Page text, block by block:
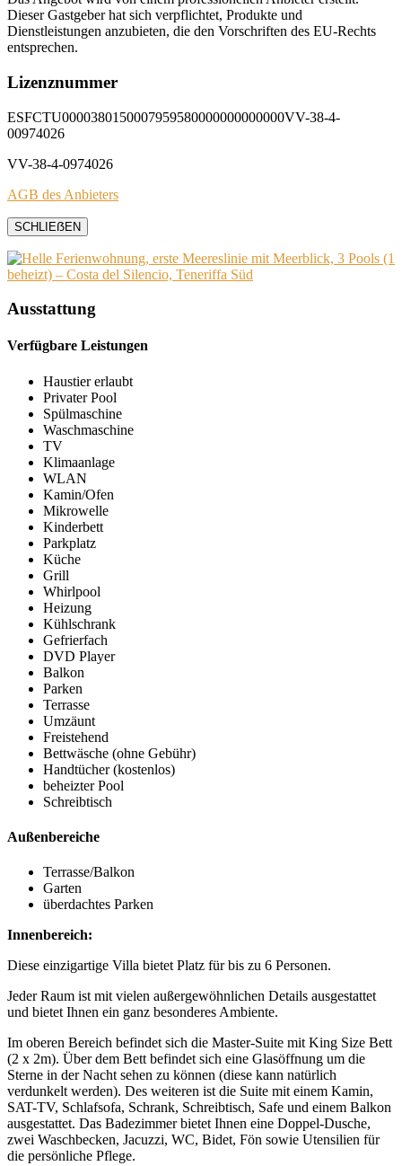
Dieser Gastgeber hat sich verpflichtet, Produkte und
Dienstleistungen anzubieten, die den Vorschriften des EU-Rechts
entsprechen.
Lizenznummer
ESFCTU0000380150007959580000000000000VV-38-4-
00974026
VV-38-4-0974026
AGB des Anbieters
SCHLIEẞEN
Ausstattung
Verfügbare Leistungen
Haustier erlaubt
Privater Pool
Spülmaschine
Waschmaschine
TV
Klimaanlage
WLAN
Kamin/Ofen
Mikrowelle
Kinderbett
Parkplatz
Küche
Grill
Whirlpool
Heizung
Kühlschrank
Gefrierfach
DVD Player
Balkon
Parken
Terrasse
Umzäunt
Freistehend
Bettwäsche (ohne Gebühr)
Handtücher (kostenlos)
beheizter Pool
Schreibtisch
Außenbereiche
Terrasse/Balkon
Garten
überdachtes Parken
Innenbereich:
Diese einzigartige Villa bietet Platz für bis zu 6 Personen.
Jeder Raum ist mit vielen außergewöhnlichen Details ausgestattet
und bietet Ihnen ein ganz besonderes Ambiente.
Im oberen Bereich befindet sich die Master-Suite mit King Size Bett
(2 x 2m). Über dem Bett befindet sich eine Glasöffnung um die
Sterne in der Nacht sehen zu können (diese kann natürlich
verdunkelt werden). Des weiteren ist die Suite mit einem Kamin,
SAT-TV, Schlafsofa, Schrank, Schreibtisch, Safe und einem Balkon
ausgestattet. Das Badezimmer bietet Ihnen eine Doppel-Dusche,
zwei Waschbecken, Jacuzzi, WC, Bidet, Fön sowie Utensilien für
die persönliche Pflege.